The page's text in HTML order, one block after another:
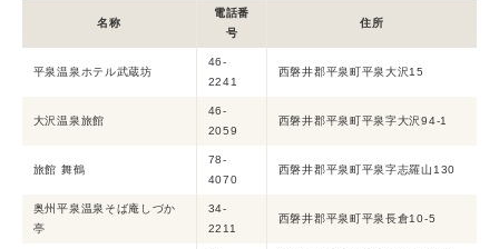
名称
電話番
号
住所
平泉温泉ホテル武蔵坊
46-
2241
西磐井郡平泉町平泉大沢15
大沢温泉旅館
46-
2059
西磐井郡平泉町平泉字大沢94-1
旅館 舞鶴
78-
4070
西磐井郡平泉町平泉字志羅山130
奥州平泉温泉そば庵しづか
亭
34-
2211
西磐井郡平泉町平泉長倉10-5